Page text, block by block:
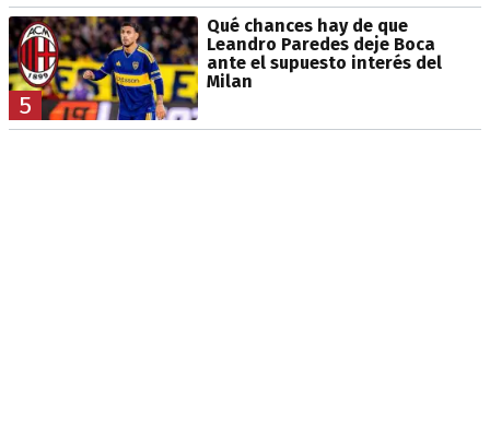
5
Qué chances hay de que
Leandro Paredes deje Boca
ante el supuesto interés del
Milan